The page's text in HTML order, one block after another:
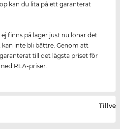
kan du lita på ett garanterat
ej finns på lager just nu lönar det
inte bli bättre. Genom att
till det lägsta priset för
REA-priser.